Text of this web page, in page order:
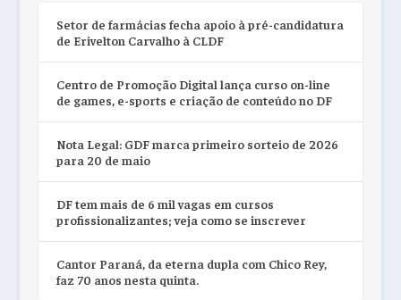
Setor de farmácias fecha apoio à pré-candidatura
de Erivelton Carvalho à CLDF
Centro de Promoção Digital lança curso on-line
de games, e-sports e criação de conteúdo no DF
Nota Legal: GDF marca primeiro sorteio de 2026
para 20 de maio
DF tem mais de 6 mil vagas em cursos
profissionalizantes; veja como se inscrever
Cantor Paraná, da eterna dupla com Chico Rey,
faz 70 anos nesta quinta.